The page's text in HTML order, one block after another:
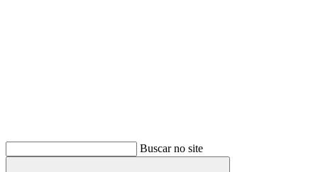
Buscar no site